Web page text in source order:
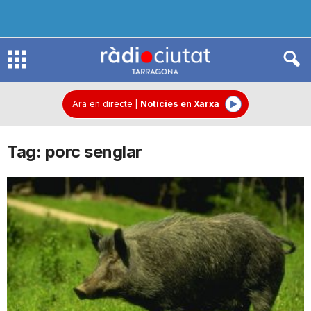
R
d
i
o
C
Ara en directe Notícies en Xarxa
Tag: porc senglar